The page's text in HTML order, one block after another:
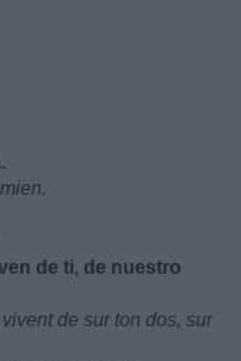
de ti, de nuestro
de sur ton dos, sur